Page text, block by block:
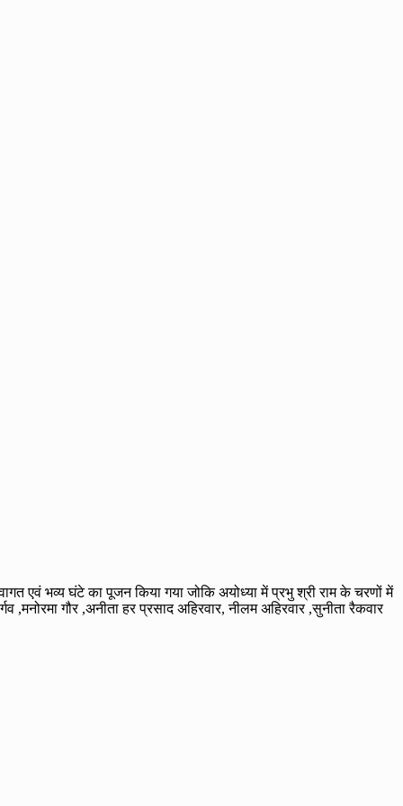
एवं भव्य घंटे का पूजन किया गया जोकि अयोध्या में प्रभु श्री राम के चरणों में
गौर ,अनीता हर प्रसाद अहिरवार, नीलम अहिरवार ,सुनीता रैकवार